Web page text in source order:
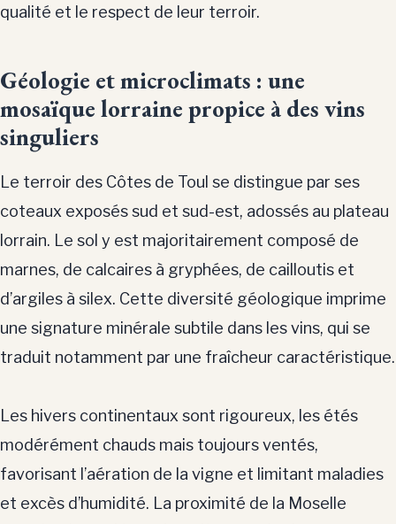
qualité et le respect de leur terroir.
Géologie et microclimats : une
mosaïque lorraine propice à des vins
singuliers
Le terroir des Côtes de Toul se distingue par ses
coteaux exposés sud et sud-est, adossés au plateau
lorrain. Le sol y est majoritairement composé de
marnes, de calcaires à gryphées, de cailloutis et
d’argiles à silex. Cette diversité géologique imprime
une signature minérale subtile dans les vins, qui se
traduit notamment par une fraîcheur caractéristique.
Les hivers continentaux sont rigoureux, les étés
modérément chauds mais toujours ventés,
favorisant l’aération de la vigne et limitant maladies
et excès d’humidité. La proximité de la Moselle